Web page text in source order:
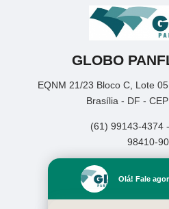
GLOBO
EQNM 21/23 Bloco C, Lote
Brasília - DF -
(61) 99143-4374
98410-
Empresa
Missão
Olá! Fale